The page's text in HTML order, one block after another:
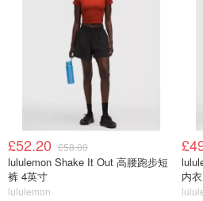
£52.20 £58.00
lululemon Shake It Out 高腰跑步短
裤 4英寸
lululemon
内衣